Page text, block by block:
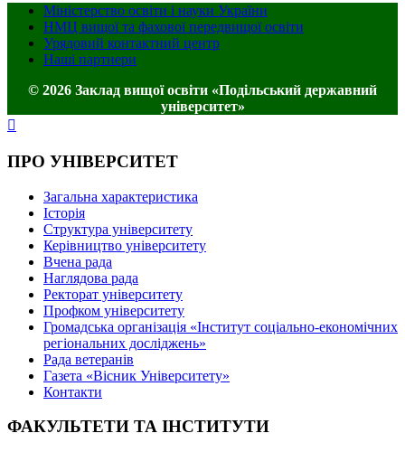
Міністерство освіти і науки України
НМЦ вищої та фахової передвищої освіти
Урядовий контактний центр
Наші партнери
© 2026 Заклад вищої освіти «Подільський державний
університет»
ПРО УНІВЕРСИТЕТ
Загальна характеристика
Історія
Структура університету
Керівництво університету
Вчена рада
Наглядова рада
Ректорат університету
Профком університету
Громадська організація «Інститут соціально-економічних
регіональних досліджень»
Рада ветеранів
Газета «Вісник Університету»
Контакти
ФАКУЛЬТЕТИ ТА ІНСТИТУТИ